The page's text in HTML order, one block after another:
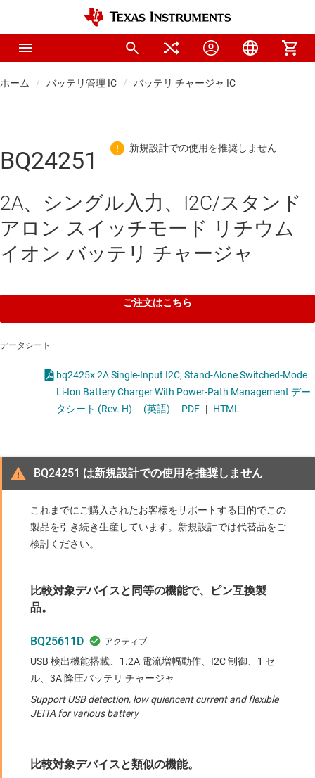
ホーム バッテリ管理 IC バッテリ チャージャ IC
BQ24251
2A、シングル入力、I2C/スタンド
アロン スイッチモード リチウム
イオン バッテリ チャージャ
ご注文はこちら
データシート
bq2425x 2A Single-Input I2C, Stand-Alone Switched-Mode
Li-Ion Battery Charger With Power-Path Management デー
タシート (Rev. H)
(英語) PDF | HTML
BQ24251 は新規設計での使用を推奨しません
これまでにご購入されたお客様をサポートする目的でこの
製品を引き続き生産しています。新規設計では代替品をご
検討ください。
比較対象デバイスと同等の機能で、ピン互換製
品。
BQ25611D
USB 検出機能搭載、1.2A 電流増幅動作、I2C 制御、1 セ
ル、3A 降圧バッテリ チャージャ
Support USB detection, low quiencent current and flexible
JEITA for various battery
比較対象デバイスと類似の機能。